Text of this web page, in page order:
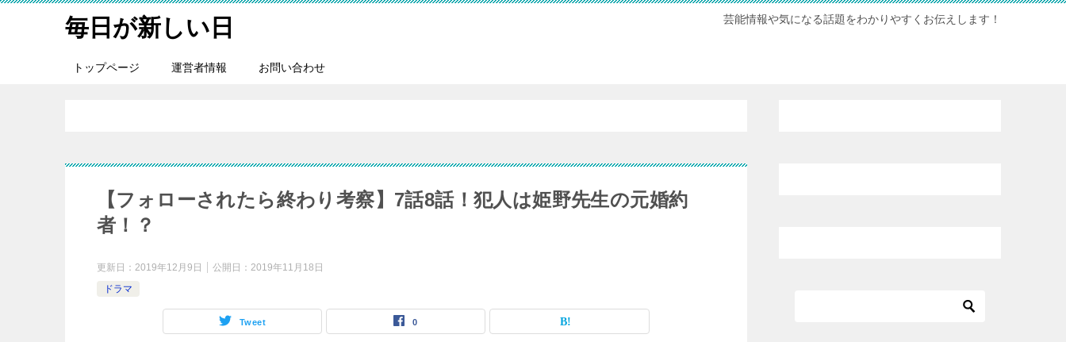
毎日が新しい日 芸能情報や気になる話題をわかりやすくお伝えします！
トップページ 運営者情報 お問い合わせ
【フォローされたら終わり考察】7話8話！犯人は姫野先生の元婚約
者！？
更新日： 2019年12月9日 公開日： 2019年11月18日
ドラマ
Tweet 0